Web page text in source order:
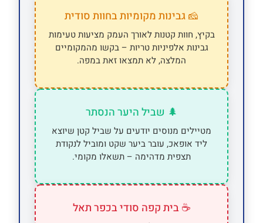
🧀 גבינות מקומיות בחוות סודית
בקיץ, חוות קטנות לאורך העמק מציעות טעימות
גבינות אלפיניות טריות – בקשו מהמקומיים
המלצה, לא תמצאו זאת במפה.
🌲 שביל היער הנסתר
מטיילים מנוסים יודעים על שביל קטן שיוצא
ליד אופאכ, עובר ביער שקט ומוביל לנקודת
תצפית מדהימה – תשאלו מקומי.
☕ בית קפה סודי בכפר תאל